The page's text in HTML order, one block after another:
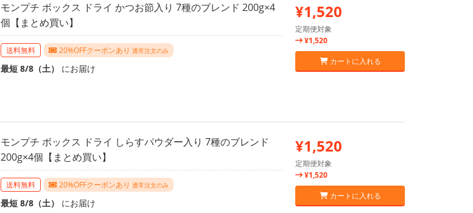
モンプチ ボックス ドライ かつお節入り 7種のブレンド 200g×4
個【まとめ買い】
送料無料 20%OFFクーポンあり 通常注文のみ
最短 8/8（土） にお届け
¥1,520
定期便対象
¥1,520
カートに入れる
モンプチ ボックス ドライ しらすパウダー入り 7種のブレンド
200g×4個【まとめ買い】
送料無料 20%OFFクーポンあり 通常注文のみ
最短 8/8（土） にお届け
¥1,520
定期便対象
¥1,520
カートに入れる